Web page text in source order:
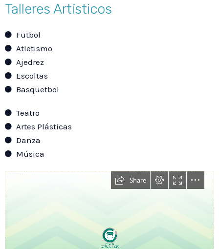
Talleres Artísticos
Futbol
Atletismo
Ajedrez
Escoltas
Basquetbol
Teatro
Artes Plásticas
Danza
Música